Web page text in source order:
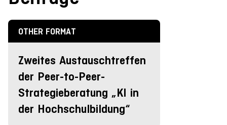
OTHER FORMAT
Zweites Austauschtreffen
der Peer-to-Peer-
Strategieberatung „KI in
der Hochschulbildung“